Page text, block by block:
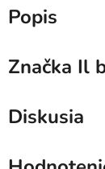
Popis
Značka Il
Diskusia